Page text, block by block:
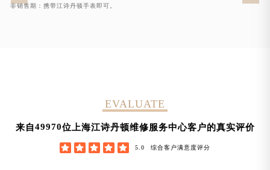
非销售期：携带江诗丹顿手表即可。
EVALUATE
来自58370位上海江诗丹顿维修服务中心客户的真实评价
     5.0 综合客户满意度评分